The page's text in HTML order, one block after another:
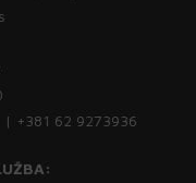
+381 62 9273936